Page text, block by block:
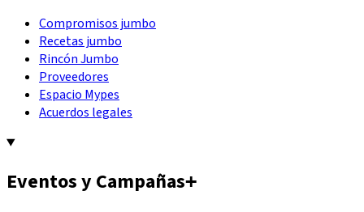
Compromisos jumbo
Recetas jumbo
Rincón Jumbo
Proveedores
Espacio Mypes
Acuerdos legales
Eventos y Campañas+